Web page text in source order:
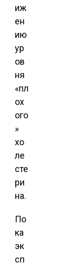
иж
ен
ию
ур
ов
ня
«пл
ох
ого
»
хо
ле
сте
ри
на.
По
ка
эк
сп